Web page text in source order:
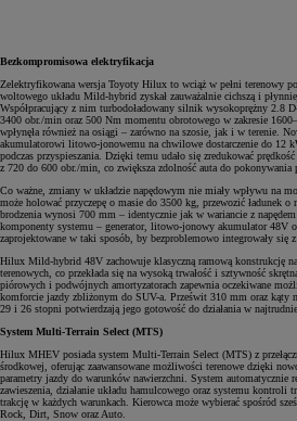
Bezkompromisowa elektryfikacja
Zelektryfikowana wersja Toyoty Hilux to wciąż w pełni terenowy
woltowego układu Mild-hybrid zyskał zauważalnie cichszą i
Współpracujący z nim turbodoładowany silnik wysokoprężny 2.8
3400 obr./min oraz 500 Nm momentu obrotowego w zakresie
wpłynęła również na osiągi – zarówno na szosie, jak i w terenie.
akumulatorowi litowo-jonowemu na chwilowe dostarczenie do 12
podczas przyspieszania. Dzięki temu udało się zredukować
z 720 do 600 obr./min, co zwiększa zdolność auta do pokonywania
Co ważne, zmiany w układzie napędowym nie miały wpływu na
może holować przyczepę o masie do 3500 kg, przewozić ładunek o
brodzenia wynosi 700 mm – identycznie jak w wariancie z
komponenty systemu – generator, litowo-jonowy akumulator 48V
zaprojektowane w taki sposób, by bezproblemowo integrowały się
Hilux Mild-hybrid 48V zachowuje klasyczną ramową konstrukcję
terenowych, co przekłada się na wysoką trwałość i sztywność
piórowych i podwójnych amortyzatorach zapewnia oczekiwane
komforcie jazdy zbliżonym do SUV-a. Prześwit 310 mm oraz kąty
29 i 26 stopni potwierdzają jego gotowość do działania w
System Multi-Terrain Select (MTS)
Hilux MHEV posiada system Multi-Terrain Select (MTS) z
środkowej, oferując zaawansowane możliwości terenowe dzięki
parametry jazdy do warunków nawierzchni. System automatycznie
zawieszenia, działanie układu hamulcowego oraz systemu
trakcję w każdych warunkach. Kierowca może wybierać spośród
Rock, Dirt, Snow oraz Auto.